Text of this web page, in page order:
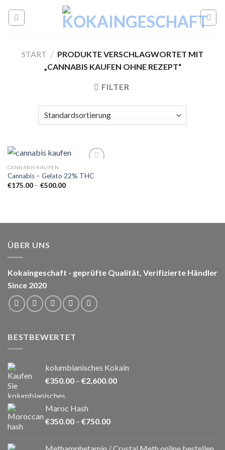
START / PRODUKTE VERSCHLAGWORTET MIT
„CANNABIS KAUFEN OHNE REZEPT“
FILTER
CANNABIS KAUFEN
Cannabis – Gelato 22% THC
€175.00 – €500.00Preisspanne:
ÜBER UNS
Kokaingeschaft - geprüfte Qualität, Verifizierte Händler
Since 2020
BESTBEWERTET
kolumbianisches Kokain
€350.00 – €2,600.00Preisspanne:
Maroc Hash
€350.00 – €750.00Preisspanne: